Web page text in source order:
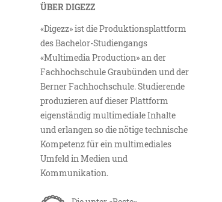
ÜBER DIGEZZ
«Digezz» ist die Produktionsplattform
des Bachelor-Studiengangs
«Multimedia Production» an der
Fachhochschule Graubünden und der
Berner Fachhochschule. Studierende
produzieren auf dieser Plattform
eigenständig multimediale Inhalte
und erlangen so die nötige technische
Kompetenz für ein multimediales
Umfeld in Medien und
Kommunikation.